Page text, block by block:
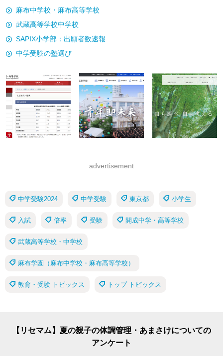
麻布中学校・麻布高等学校
武蔵高等学校中学校
SAPIX小学部：出願者数速報
中学受験の塾選び
advertisement
中学受験2024 中学受験 東京都 小学生
入試 倍率 受験 開成中学・高等学校
武蔵高等学校・中学校
麻布学園（麻布中学校・麻布高等学校）
教育・受験 トピックス トップ トピックス
【リセマム】夏の親子の体調管理・あまさけについての
アンケート